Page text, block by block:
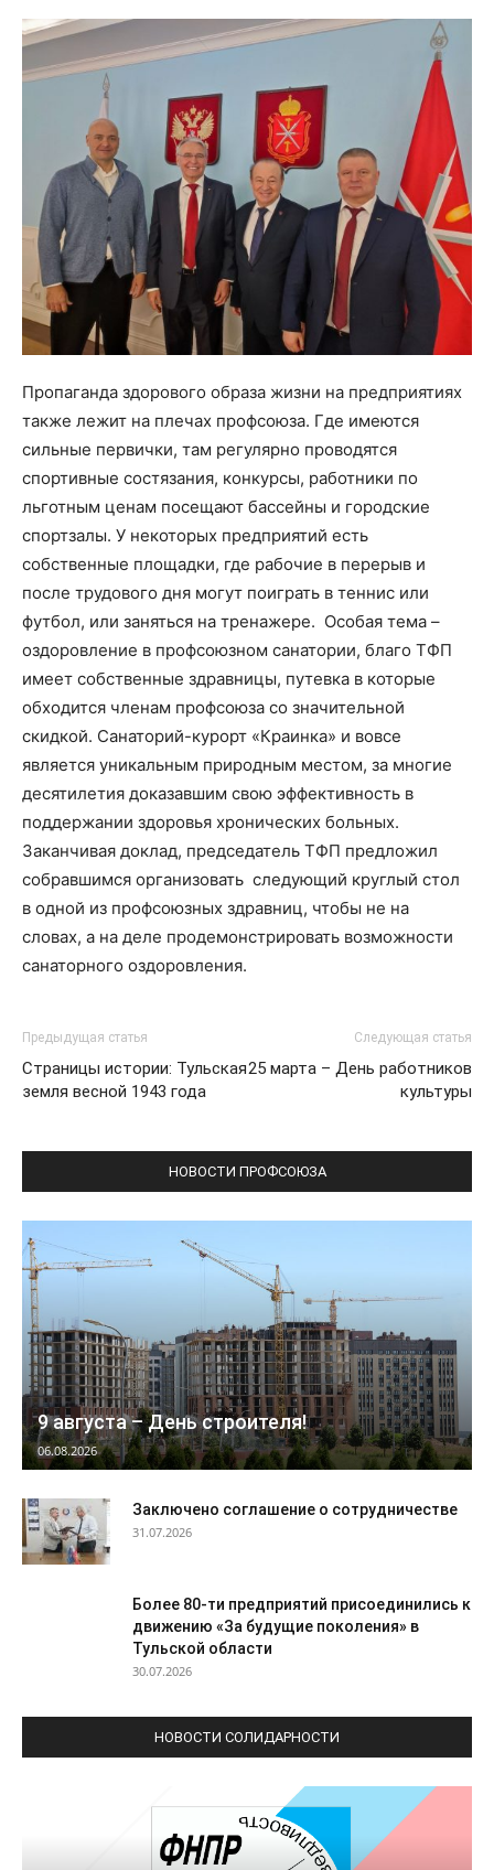
Пропаганда здорового образа жизни на предприятиях
также лежит на плечах профсоюза. Где имеются
сильные первички, там регулярно проводятся
спортивные состязания, конкурсы, работники по
льготным ценам посещают бассейны и городские
спортзалы. У некоторых предприятий есть
собственные площадки, где рабочие в перерыв и
после трудового дня могут поиграть в теннис или
футбол, или заняться на тренажере. Особая тема –
оздоровление в профсоюзном санатории, благо ТФП
имеет собственные здравницы, путевка в которые
обходится членам профсоюза со значительной
скидкой. Санаторий-курорт «Краинка» и вовсе
является уникальным природным местом, за многие
десятилетия доказавшим свою эффективность в
поддержании здоровья хронических больных.
Заканчивая доклад, председатель ТФП предложил
собравшимся организовать следующий круглый стол
в одной из профсоюзных здравниц, чтобы не на
словах, а на деле продемонстрировать возможности
санаторного оздоровления.
Предыдущая статья
Страницы истории: Тульская
земля весной 1943 года
Следующая статья
25 марта – День работников
культуры
НОВОСТИ ПРОФСОЮЗА
9 августа – День строителя!
06.08.2026
Заключено соглашение о сотрудничестве
31.07.2026
Более 80-ти предприятий присоединились к
движению «За будущие поколения» в
Тульской области
30.07.2026
НОВОСТИ СОЛИДАРНОСТИ